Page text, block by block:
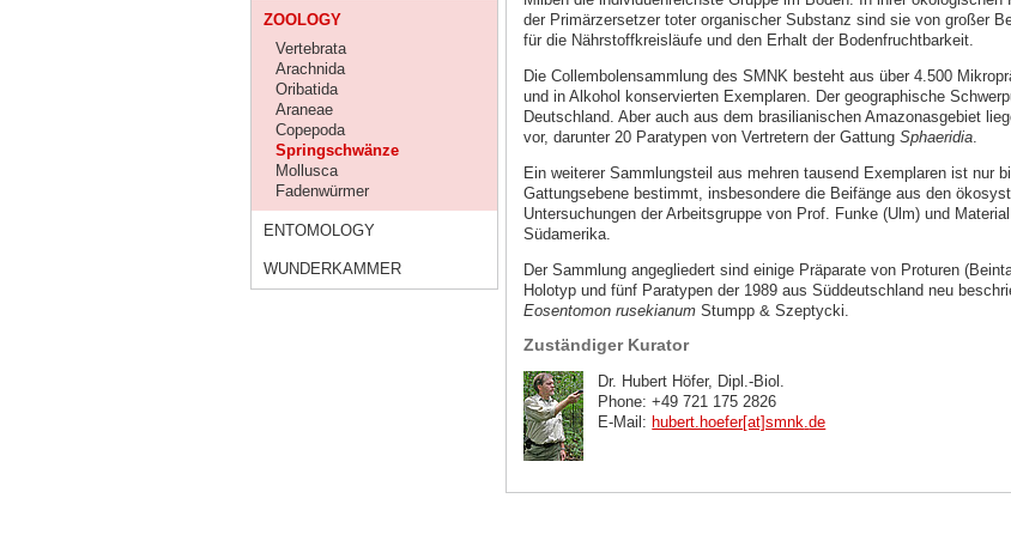
ZOOLOGY
Vertebrata
Arachnida
Oribatida
Araneae
Copepoda
Springschwänze
Mollusca
Fadenwürmer
ENTOMOLOGY
WUNDERKAMMER
der Primärzersetzer toter organischer Substanz sind sie von großer
für die Nährstoffkreisläufe und den Erhalt der Bodenfruchtbarkeit.
Die Collembolensammlung des SMNK besteht aus über 4.500
und in Alkohol konservierten Exemplaren. Der geographische
Deutschland. Aber auch aus dem brasilianischen Amazonasgebiet
vor, darunter 20 Paratypen von Vertretern der Gattung Sphaeridia.
Ein weiterer Sammlungsteil aus mehren tausend Exemplaren ist nur
Gattungsebene bestimmt, insbesondere die Beifänge aus den
Untersuchungen der Arbeitsgruppe von Prof. Funke (Ulm) und
Südamerika.
Der Sammlung angegliedert sind einige Präparate von Proturen
Holotyp und fünf Paratypen der 1989 aus Süddeutschland neu
Eosentomon rusekianumStumpp & Szeptycki.
Zuständiger Kurator
Dr. Hubert Höfer, Dipl.-Biol.
Phone: +49 721 175 2826
E-Mail: hubert.hoefer[at]smnk.de